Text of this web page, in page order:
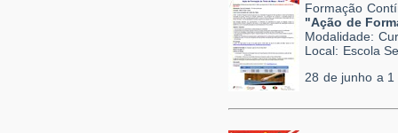
Formação
"Ação de
Modalidade:
Local: Escola
28 de junho a 1